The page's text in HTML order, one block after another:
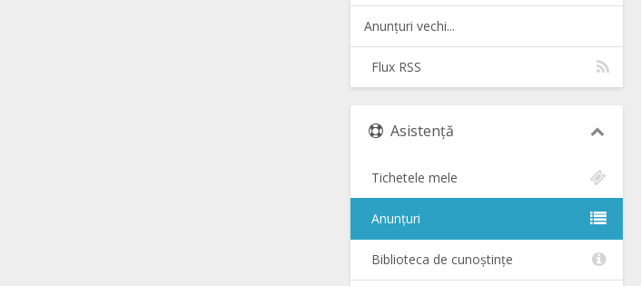
Anunțuri vechi...
Flux RSS
Asistență
Tichetele mele
Anunțuri
Biblioteca de cunoștințe